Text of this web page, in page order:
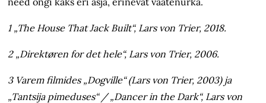
1 „The House That Jack Built“, Lars von Trier, 2018.
2 „Direktøren for det hele“, Lars von Trier, 2006.
3 Varem filmides „Dogville“ (Lars von Trier, 2003) ja
„Tantsija pimeduses“ / „Dancer in the Dark“, Lars von